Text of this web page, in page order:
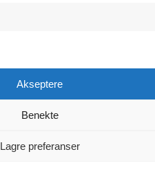
Akseptere
Benekte
Lagre preferanser